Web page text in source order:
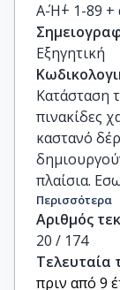
Α΄-Η΄+ 1-89 +
Εξηγητική
Κατάσταση
πινακίδες
καστανό
πλαίσια.
Περισσότερα
Αριθμός
20 / 174
Τελευταία
πριν από 9